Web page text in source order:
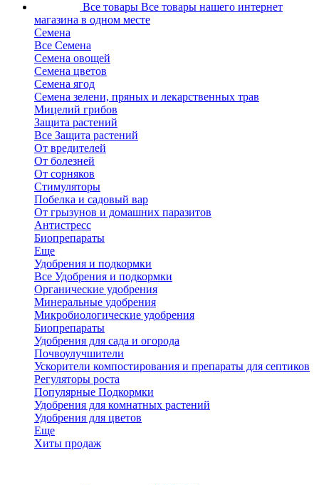
Все товары Все товары нашего интернет
магазина в одном месте
Семена
Все Семена
Семена овощей
Семена цветов
Семена ягод
Семена зелени, пряных и лекарственных трав
Мицелий грибов
Защита растений
Все Защита растений
От вредителей
От болезней
От сорняков
Стимуляторы
Побелка и садовый вар
От грызунов и домашних паразитов
Антистресс
Биопрепараты
Еще
Удобрения и подкормки
Все Удобрения и подкормки
Органические удобрения
Минеральные удобрения
Микробиологические удобрения
Биопрепараты
Удобрения для сада и огорода
Почвоулучшители
Ускорители компостирования и препараты для септиков
Регуляторы роста
Популярные Подкормки
Удобрения для комнатных растений
Удобрения для цветов
Еще
Хиты продаж